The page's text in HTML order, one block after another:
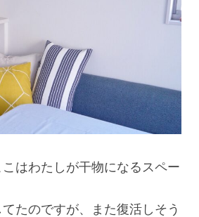
はわたしが干物になるスペー
たのですが、また復活しそう